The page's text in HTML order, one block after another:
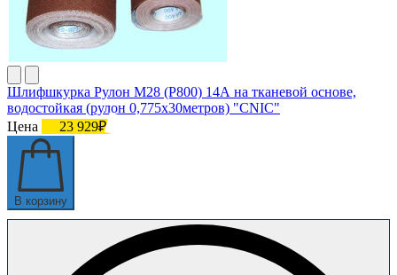
Шлифшкурка Рулон М28 (P800) 14А на тканевой основе,
водостойкая (рулон 0,775х30метров) "CNIC"
Цена
23 929₽
В корзину